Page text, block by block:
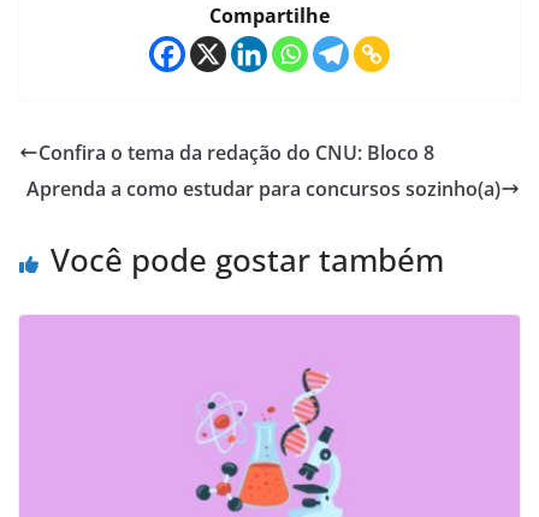
Compartilhe
Confira o tema da redação do CNU: Bloco 8
Aprenda a como estudar para concursos sozinho(a)
Você pode gostar também